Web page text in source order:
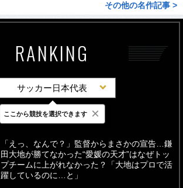
その他の名作記事 >
RANKING
サッカー日本代表
最新 24時間 週間
「えっ、なんで？」監督からまさかの宣告…鎌
田大地が勝てなかった“愛媛の天才”はなぜトッ
プチームに上がれなかった？「大地はプロで活
躍しているのに…と」
ここから競技を選択できます ×